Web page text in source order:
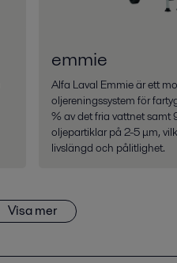
emmie
Alfa Laval Emmie är ett
oljereningssystem för
% av det fria vattnet samt
oljepartiklar på 2-5 μm,
livslängd och pålitlighet.
Visa mer